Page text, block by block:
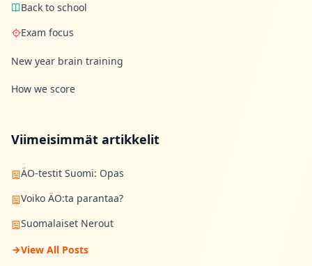
Back to school
Exam focus
New year brain training
How we score
Viimeisimmät artikkelit
ÄO-testit Suomi: Opas
Voiko ÄO:ta parantaa?
Suomalaiset Nerout
View All Posts